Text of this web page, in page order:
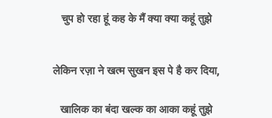
चुप हो रहा हूं कह के मैं क्या क्या कहूं तुझे
लेकिन रज़ा ने खत्म सुखन इस पे है कर दिया,
खालिक का बंदा खल्क का आका कहूं तुझे